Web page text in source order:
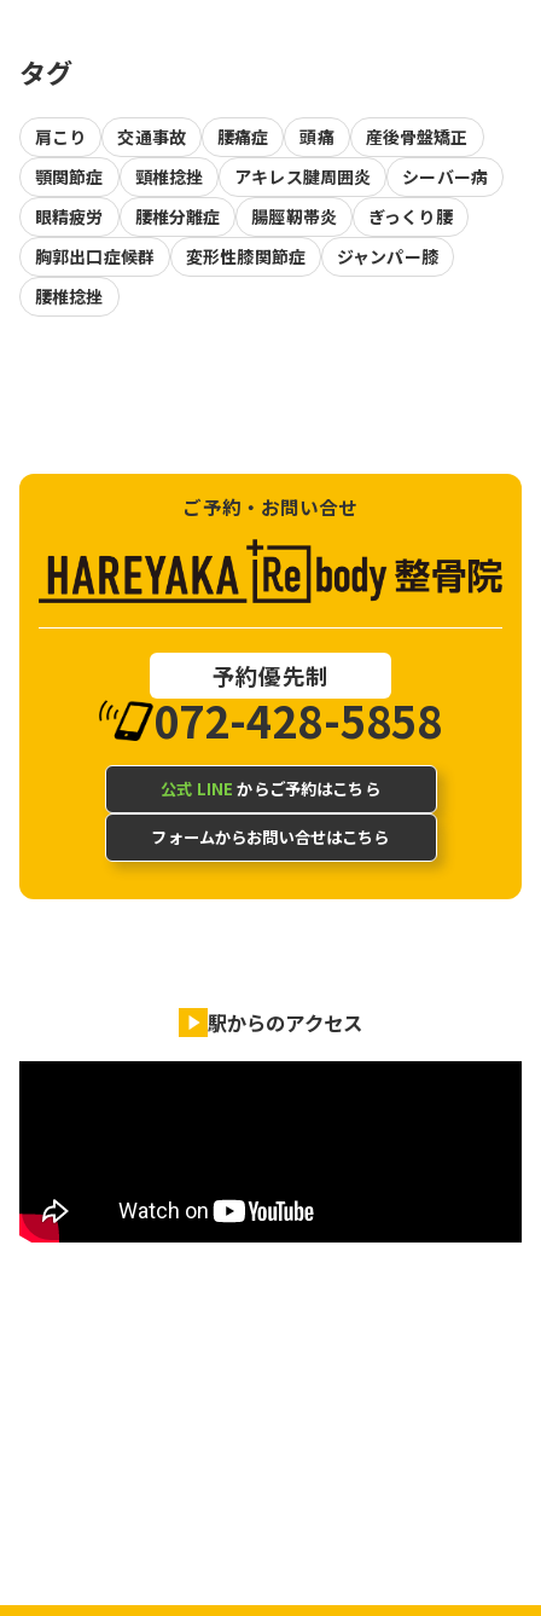
タグ
肩こり 交通事故 腰痛症 頭痛
産後骨盤矯正
顎関節症
頸椎捻挫 アキレス腱周囲炎
シーバー病
眼精疲労
腰椎分離症 腸脛靭帯炎
ぎっくり腰
胸郭出口症候群
変形性膝関節症
ジャンパー膝
腰椎捻挫
ご予約・お問い合せ
予約優先制
072-428-5858
公式 LINE からご予約はこちら
フォームからお問い合せはこちら
駅からのアクセス